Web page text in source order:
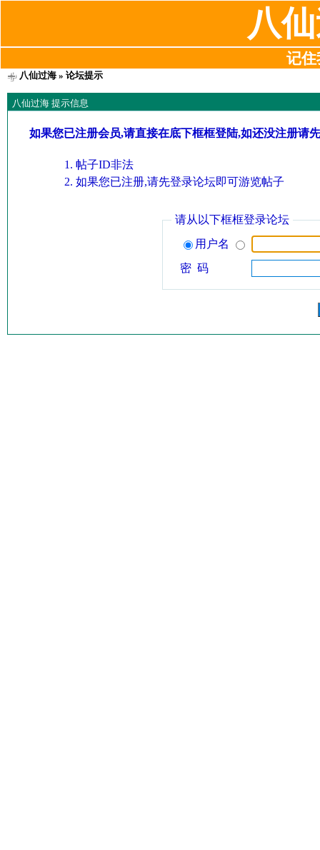
八
记住
八仙过海» 论坛提示
八仙过海 提示信息
如果您已注册会员,请直接在底下框框登陆,如还没注册请
帖子ID非法
如果您已注册,请先登录论坛即可游览帖子
请从以下框框登录论坛
用户名
密 码